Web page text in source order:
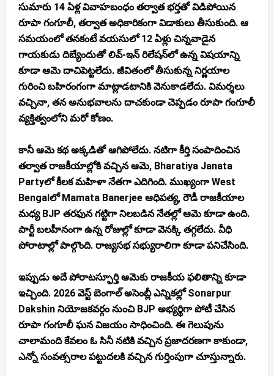
సుమారు 14 ఏళ్ల వివాహబంధం తర్వాత భర్తతో విడిపోయిన
రూపా గంగూలీ, తర్వాత అధికారికంగా విడాకులు తీసుకుంది. ఆ
సమయంలో తనకంటే వయసులో 12 ఏళ్లు చిన్నవాడైన
గాయకుడు దిబ్యేందుతో లివ్-ఇన్ రిలేషన్‌లో ఉన్న విషయాన్ని
కూడా ఆమె దాచిపెట్టలేదు. జీవితంలో తీసుకున్న నిర్ణయాల
గురించి బహిరంగంగా మాట్లాడటానికి వెనుకాడలేదు. విమర్శలు
వచ్చినా, తన అనుభవాలను దాచకుండా చెప్పడం రూపా గంగూలీ
వ్యక్తిత్వంలోని మరో కోణం.
కానీ ఆమె కథ అక్కడితో ఆగిపోలేదు. నటిగా కీర్తి సంపాదించిన
తర్వాత రాజకీయాల్లోకి వచ్చిన ఆమె, Bharatiya Janata
Partyలో కీలక మహిళా నేతగా ఎదిగింది. ముఖ్యంగా West
Bengalలో Mamata Banerjee ఆధిపత్య, రౌడీ రాజకీయాల
మధ్య BJP తరఫున గట్టిగా నిలబడిన నేతల్లో ఆమె కూడా ఉంది.
పార్టీ బలహీనంగా ఉన్న రోజుల్లో కూడా వెనక్కి తగ్గలేదు. వీధి
పోరాటాల్లో పాల్గొంది. రాజ్యసభ సభ్యురాలిగా కూడా పనిచేసింది.
ఇప్పుడు అదే పోరాటస్ఫూర్తి ఆమెకు రాజకీయ ఫలితాన్ని కూడా
ఇచ్చింది. 2026 వెస్ట్ బెంగాల్ అసెంబ్లీ ఎన్నికల్లో Sonarpur
Dakshin నియోజకవర్గం నుంచి BJP అభ్యర్థిగా పోటీ చేసిన
రూపా గంగూలీ ఘన విజయం సాధించింది. ఈ గెలుపును
చాలామంది కేవలం ఓ సినీ నటికి వచ్చిన ప్రజాదరణగా కాకుండా,
ఎన్నో సంవత్సరాల పట్టుదలకి వచ్చిన గుర్తింపుగా చూస్తున్నారు.